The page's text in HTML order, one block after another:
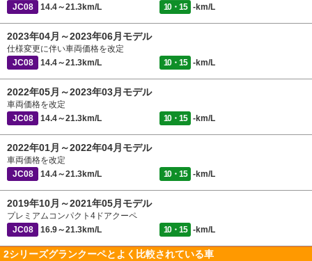
JC08
14.4～21.3km/L 10・15 -km/L
2023年04月～2023年06月モデル
仕様変更に伴い車両価格を改定
JC08
14.4～21.3km/L 10・15 -km/L
2022年05月～2023年03月モデル
車両価格を改定
JC08
14.4～21.3km/L 10・15 -km/L
2022年01月～2022年04月モデル
車両価格を改定
JC08
14.4～21.3km/L 10・15 -km/L
2019年10月～2021年05月モデル
プレミアムコンパクト4ドアクーペ
JC08
16.9～21.3km/L 10・15 -km/L
2シリーズグランクーペとよく比較されている車